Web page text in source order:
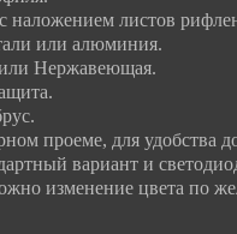
наложением листов
или алюминия.
Нержавеющая.
проеме, для удобства
вариант и
изменение цвета по